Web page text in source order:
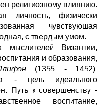
религиозному влиянию.
личность, физически
чувствующая
с твердым умом.
мыслителей Византии,
и образования,
(1355 - 1452).
- цель идеального
Путь к совершенству -
воспитание,